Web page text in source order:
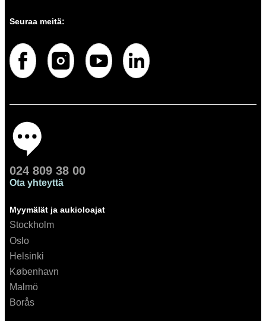
Seuraa meitä:
024 809 38 00
Ota yhteyttä
Myymälät ja aukioloajat
Stockholm
Oslo
Helsinki
København
Malmö
Borås